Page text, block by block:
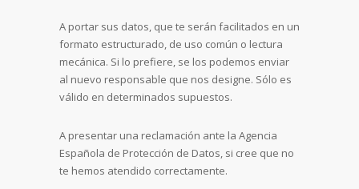
A portar sus datos, que te serán facilitados en un
formato estructurado, de uso común o lectura
mecánica. Si lo prefiere, se los podemos enviar
al nuevo responsable que nos designe. Sólo es
válido en determinados supuestos.
A presentar una reclamación ante la Agencia
Española de Protección de Datos, si cree que no
te hemos atendido correctamente.